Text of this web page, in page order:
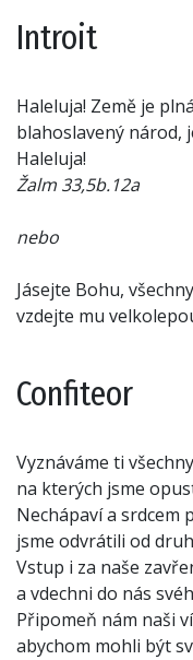
Introit
Haleluja! Země je
blahoslavený národ,
Haleluja!
Žalm 33,5b.12a
nebo
Jásejte Bohu,
vzdejte mu
Confiteor
Vyznáváme ti
na kterých jsme
Nechápaví a srdcem
jsme odvrátili od
Vstup i za naše
a vdechni do nás
Připomeň nám naši
abychom mohli být